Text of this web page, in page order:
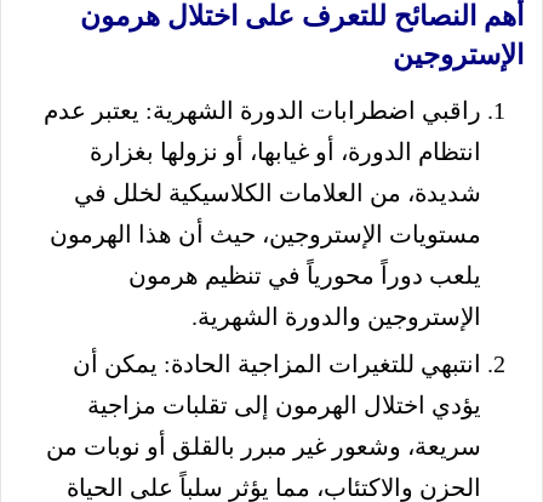
أهم النصائح للتعرف على اختلال هرمون
الإستروجين
راقبي اضطرابات الدورة الشهرية: يعتبر عدم
انتظام الدورة، أو غيابها، أو نزولها بغزارة
شديدة، من العلامات الكلاسيكية لخلل في
مستويات الإستروجين، حيث أن هذا الهرمون
يلعب دوراً محورياً في تنظيم هرمون
الإستروجين والدورة الشهرية.
انتبهي للتغيرات المزاجية الحادة: يمكن أن
يؤدي اختلال الهرمون إلى تقلبات مزاجية
سريعة، وشعور غير مبرر بالقلق أو نوبات من
الحزن والاكتئاب، مما يؤثر سلباً على الحياة